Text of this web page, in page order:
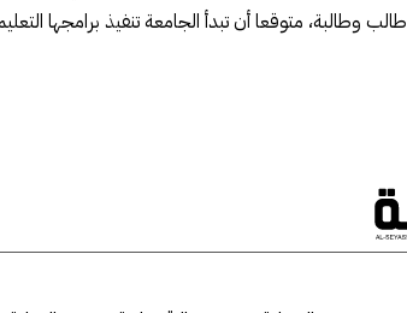
لما يقرب من 6600 طالب وطالبة، متوقعا أن تبدأ الجامعة تنفيذ